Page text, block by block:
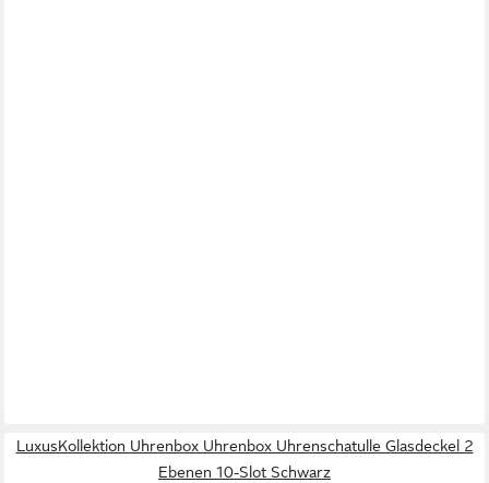
LuxusKollektion Uhrenbox Uhrenbox Uhrenschatulle Glasdeckel 2
Ebenen 10-Slot Schwarz